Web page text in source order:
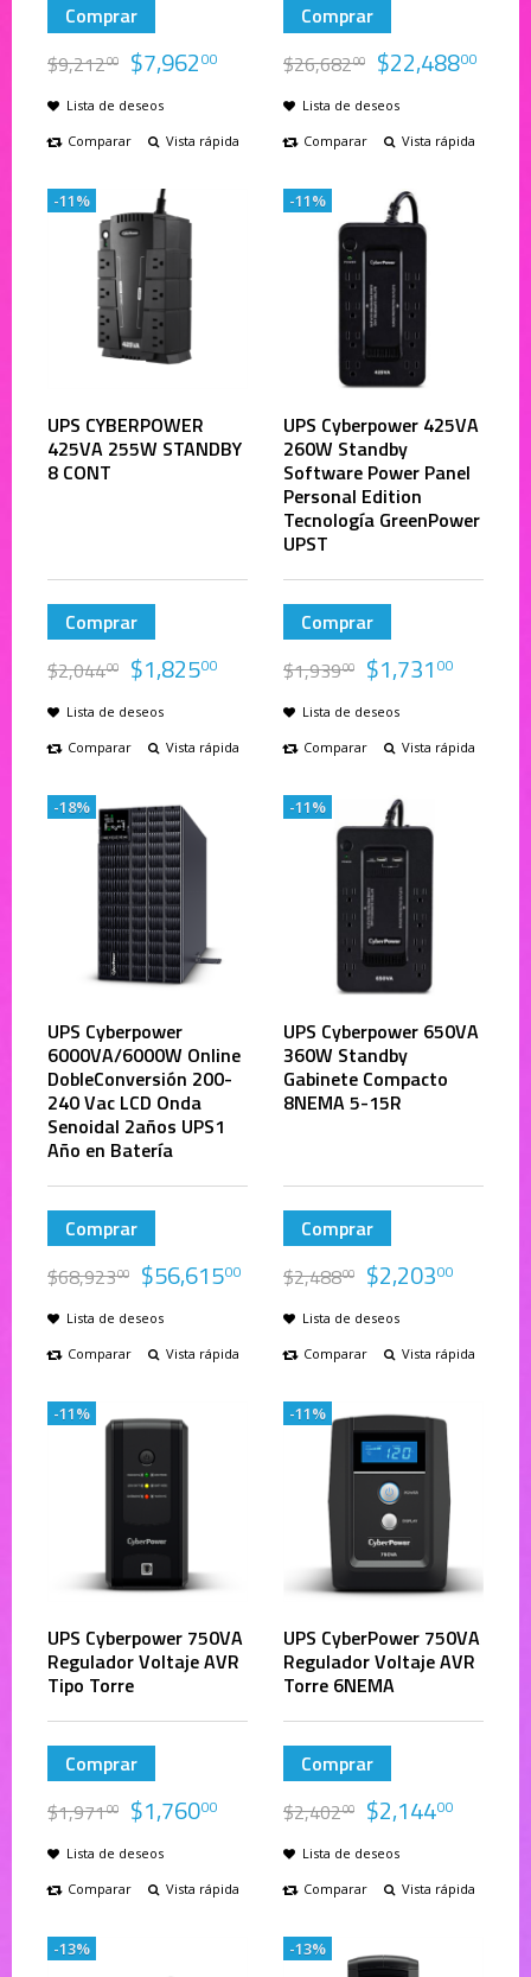
Comprar
$9,21200 $7,96200
Lista de deseos
Comparar
Vista rápida
Comprar
$26,68200 $22,48800
Lista de deseos
Comparar
Vista rápida
UPS CYBERPOWER
425VA 255W STANDBY
8 CONT
Comprar
$2,04400 $1,82500
Lista de deseos
Comparar
Vista rápida
-11%
UPS Cyberpower 425VA
260W Standby
Software Power Panel
Personal Edition
Tecnología GreenPower
UPST
Comprar
$1,93900 $1,731 00
Lista de deseos
Comparar
Vista rápida
-11%
UPS Cyberpower
6000VA/6000W Online
DobleConversión 200-
240 Vac LCD Onda
Senoidal 2años UPS1
Año en Batería
Comprar
$68,92300 $56,61500
Lista de deseos
Comparar
Vista rápida
-18%
UPS Cyberpower 650VA
360W Standby
Gabinete Compacto
8NEMA 5-15R
Comprar
$2,48800 $2,20300
Lista de deseos
Comparar
Vista rápida
-11%
UPS Cyberpower 750VA
Regulador Voltaje AVR
Tipo Torre
Comprar
$1,97100 $1,76000
Lista de deseos
Comparar
Vista rápida
-11%
UPS CyberPower 750VA
Regulador Voltaje AVR
Torre 6NEMA
Comprar
$2,40200 $2,14400
Lista de deseos
Comparar
Vista rápida
-11%
-13% -13%